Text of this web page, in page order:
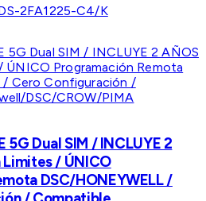
2FA1225-C4/K
5G Dual SIM / INCLUYE 2
/ ÚNICO
DSC/HONEYWELL /